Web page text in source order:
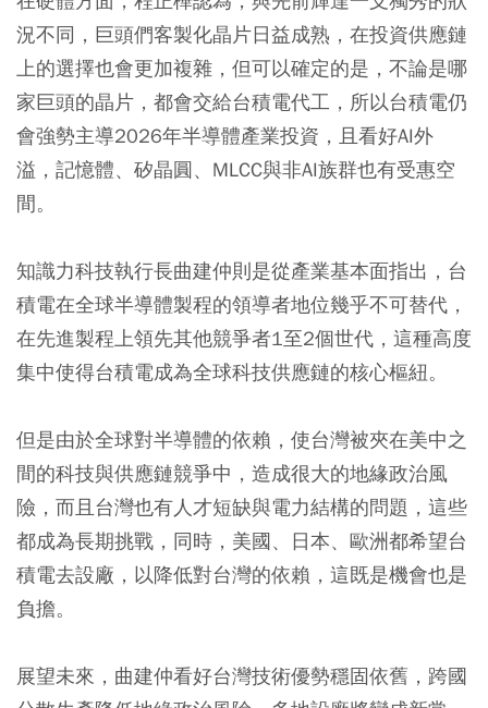
況不同，巨頭們客製化晶片日益成熟，在投資供應鏈
上的選擇也會更加複雜，但可以確定的是，不論是哪
家巨頭的晶片，都會交給台積電代工，所以台積電仍
會強勢主導2026年半導體產業投資，且看好AI外
溢，記憶體、矽晶圓、MLCC與非AI族群也有受惠空
間。
知識力科技執行長曲建仲則是從產業基本面指出，台
積電在全球半導體製程的領導者地位幾乎不可替代，
在先進製程上領先其他競爭者1至2個世代，這種高度
集中使得台積電成為全球科技供應鏈的核心樞紐。
但是由於全球對半導體的依賴，使台灣被夾在美中之
間的科技與供應鏈競爭中，造成很大的地緣政治風
險，而且台灣也有人才短缺與電力結構的問題，這些
都成為長期挑戰，同時，美國、日本、歐洲都希望台
積電去設廠，以降低對台灣的依賴，這既是機會也是
負擔。
展望未來，曲建仲看好台灣技術優勢穩固依舊，跨國